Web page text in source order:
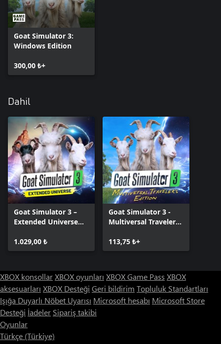
Goat Simulator 3:
Windows Edition
300,00 ₺+
Dahil
Goat Simulator 3 –
Extended Universe
Edition
1.029,00 ₺
Goat Simulator 3 -
Multiversal Traveler's
113,75 ₺+
XBOX konsollarXBOX oyunları XBOX Game Pass XBOX
aksesuarları XBOX Desteği Geri bildirim Topluluk Standartları
Işığa Duyarlı Nöbet Uyarısı Microsoft hesabı Microsoft Store
Desteği İadeler Sipariş takibi
Oyunlar
Türkçe (Türkiye)